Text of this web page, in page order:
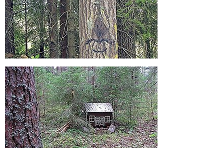
Förstora bilden